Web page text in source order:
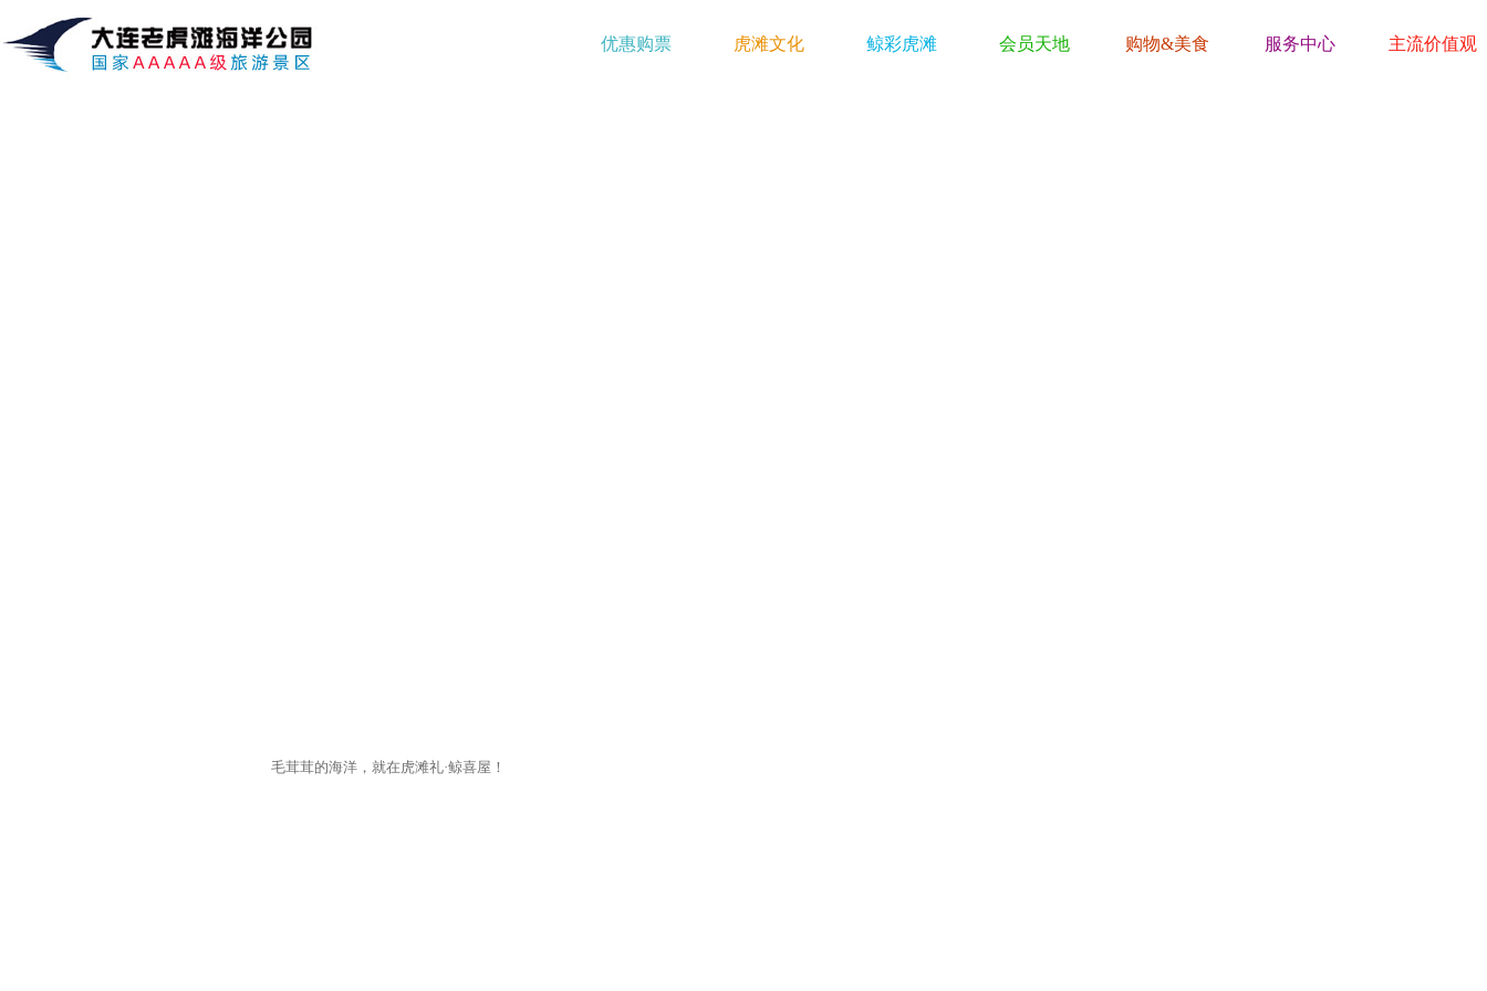
优惠购票 虎滩文化 鲸彩虎滩 会员天地 购物&美食 服务中心 主流价值观
毛茸茸的海洋，就在虎滩礼·鲸喜屋！